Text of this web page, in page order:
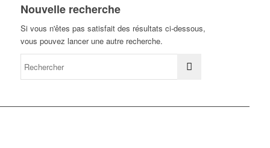
Nouvelle recherche
Si vous n'êtes pas satisfait des résultats ci-dessous,
vous pouvez lancer une autre recherche.